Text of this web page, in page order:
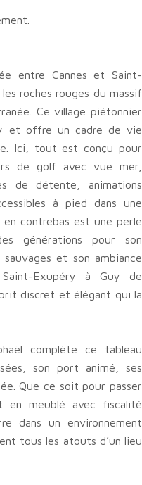
entre Cannes et Saint-
roches rouges du massif
Ce village piétonnier
et offre un cadre de vie
Ici, tout est conçu pour
de golf avec vue mer,
de détente, animations
à pied dans une
contrebas est une perle
générations pour son
et son ambiance
Exupéry à Guy de
discret et élégant qui la
complète ce tableau
son port animé, ses
Que ce soit pour passer
en meublé avec fiscalité
dans un environnement
tous les atouts d’un lieu